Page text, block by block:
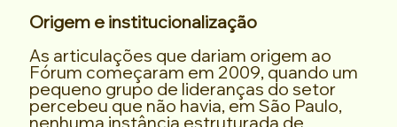
Origem e institucionalização
As articulações que dariam origem ao
Fórum começaram em 2009, quando um
pequeno grupo de lideranças do setor
percebeu que não havia, em São Paulo,
nenhuma instância estruturada de